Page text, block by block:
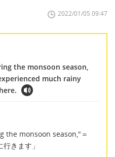
2022/01/05 09:47
the monsoon season,
much rainy
the monsoon season,"＝
きます」